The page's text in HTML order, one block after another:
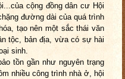
cộng đồng dân cư Hội
đường dài của quá trình
tạo nên một sắc thái văn
tộc, bản địa, vừa có sự hài
sinh.
tồn gần như nguyên trạng
nhiều công trình nhà ở, hội